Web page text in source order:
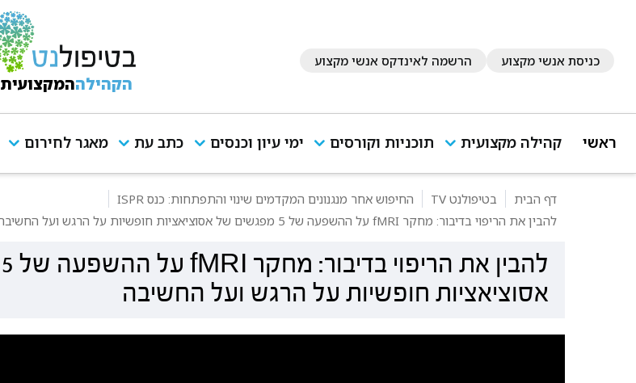
כניסת אנשי מקצוע הרשמה לאינדקס אנשי מקצוע
הקהילההמקצועית
ראשי קהילה מקצועית תוכניות וקורסים ימי עיון וכנסים כתב עת מאגר לחירום
דף הבית בטיפולנט TV
החיפוש אחר מנגנונים המקדמים שינוי והתפתחות: כנס ISPR
להבין את הריפוי בדיבור: מחקר fMRI על ההשפעה של 5 מפגשים של אסוציאציות חופשיות על הרגש ועל החשיבה
אסוציאציות חופשיות על הרגש ועל החשיבה